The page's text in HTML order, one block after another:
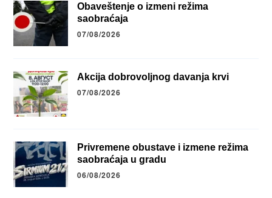
Obaveštenje o izmeni režima
saobraćaja
07/08/2026
Akcija dobrovoljnog davanja krvi
07/08/2026
Privremene obustave i izmene režima
saobraćaja u gradu
06/08/2026